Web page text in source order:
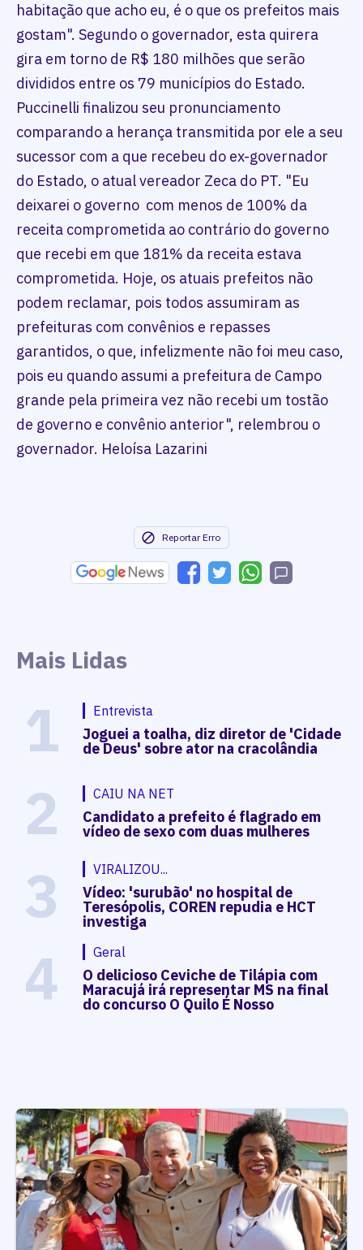
habitação que acho eu, é o que os prefeitos mais
gostam". Segundo o governador, esta quirera
gira em torno de R$ 180 milhões que serão
divididos entre os 79 municípios do Estado.
Puccinelli finalizou seu pronunciamento
comparando a herança transmitida por ele a seu
sucessor com a que recebeu do ex-governador
do Estado, o atual vereador Zeca do PT. "Eu
deixarei o governo com menos de 100% da
receita comprometida ao contrário do governo
que recebi em que 181% da receita estava
comprometida. Hoje, os atuais prefeitos não
podem reclamar, pois todos assumiram as
prefeituras com convênios e repasses
garantidos, o que, infelizmente não foi meu caso,
pois eu quando assumi a prefeitura de Campo
grande pela primeira vez não recebi um tostão
de governo e convênio anterior", relembrou o
governador. Heloísa Lazarini
Reportar Erro
Mais Lidas
1 Entrevista
Joguei a toalha, diz diretor de 'Cidade
de Deus' sobre ator na cracolândia
2 CAIU NA NET
Candidato a prefeito é flagrado em
vídeo de sexo com duas mulheres
3 VIRALIZOU...
Vídeo: 'surubão' no hospital de
Teresópolis, COREN repudia e HCT
investiga
4 Geral
O delicioso Ceviche de Tilápia com
Maracujá irá representar MS na final
do concurso O Quilo É Nosso